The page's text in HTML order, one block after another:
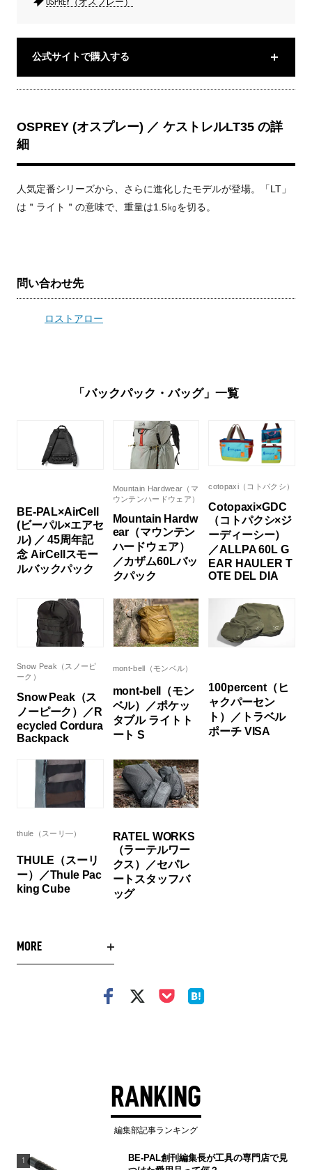
公式サイトで購入する
OSPREY (オスプレー) ／ ケストレルLT35 の詳
細
人気定番シリーズから、さらに進化したモデルが登場。「LT」
は＂ライト＂の意味で、重量は1.5㎏を切る。
問い合わせ先
ロストアロー
「バックパック・バッグ」一覧
BE-PAL×AirCell
(ビーパル×エアセ
ル) ／ 45周年記
念 AirCellスモー
ルバックパック
Mountain Hardwear（マ
ウンテンハードウェア）
Mountain Hardw
ear（マウンテン
ハードウェア）
／カザム60Lバッ
クパック
cotopaxi（コトパクシ）
Cotopaxi×GDC
（コトパクシ×ジ
ーディーシー）
／ALLPA 60L G
EAR HAULER T
OTE DEL DIA
Snow Peak（スノーピ
ーク）
Snow Peak（ス
ノーピーク）／R
ecycled Cordura
Backpack
mont-bell（モンベル）
mont-bell（モン
ベル）／ポケッ
タブル ライトト
ート S
100percent（ヒ
ャクパーセン
ト）／トラベル
ポーチ VISA
thule（スーリ―）
THULE（スーリ
ー）／Thule Pac
king Cube
RATEL WORKS
（ラーテルワー
クス）／セパレ
ートスタッフバ
ッグ
MORE
RANKING
編集部記事ランキング
1
BE-PAL創刊編集長が工具の専門店で見